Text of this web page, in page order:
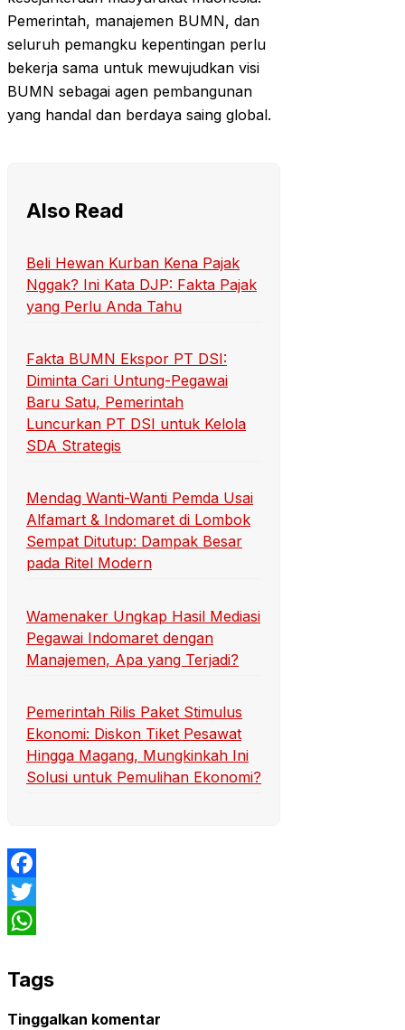
Pemerintah, manajemen BUMN, dan
seluruh pemangku kepentingan perlu
bekerja sama untuk mewujudkan visi
BUMN sebagai agen pembangunan
yang handal dan berdaya saing global.
Also Read
Beli Hewan Kurban Kena Pajak
Nggak? Ini Kata DJP: Fakta Pajak
yang Perlu Anda Tahu
Fakta BUMN Ekspor PT DSI:
Diminta Cari Untung-Pegawai
Baru Satu, Pemerintah
Luncurkan PT DSI untuk Kelola
SDA Strategis
Mendag Wanti-Wanti Pemda Usai
Alfamart & Indomaret di Lombok
Sempat Ditutup: Dampak Besar
pada Ritel Modern
Wamenaker Ungkap Hasil Mediasi
Pegawai Indomaret dengan
Manajemen, Apa yang Terjadi?
Pemerintah Rilis Paket Stimulus
Ekonomi: Diskon Tiket Pesawat
Hingga Magang, Mungkinkah Ini
Solusi untuk Pemulihan Ekonomi?
Facebook
Twitter
Tags
Tinggalkan komentar